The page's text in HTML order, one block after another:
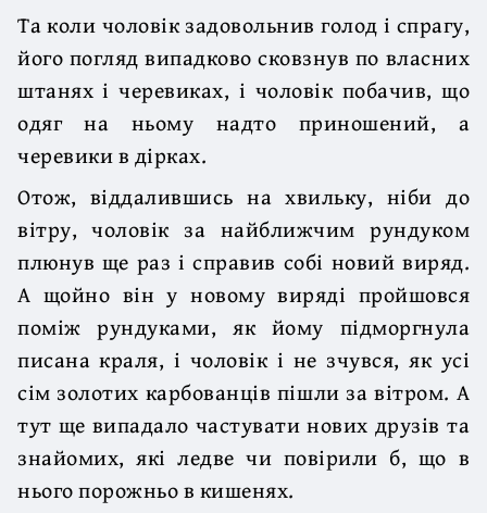
Та коли чоловік задовольнив голод і спрагу,
його погляд випадково сковзнув по власних
штанях і черевиках, і чоловік побачив, що
одяг на ньому надто приношений, а
черевики в дірках.
Отож, віддалившись на хвильку, ніби до
вітру, чоловік за найближчим рундуком
плюнув ще раз і справив собі новий виряд.
А щойно він у новому виряді пройшовся
поміж рундуками, як йому підморгнула
писана краля, і чоловік і не зчувся, як усі
сім золотих карбованців пішли за вітром. А
тут ще випадало частувати нових друзів та
знайомих, які ледве чи повірили б, що в
нього порожньо в кишенях.